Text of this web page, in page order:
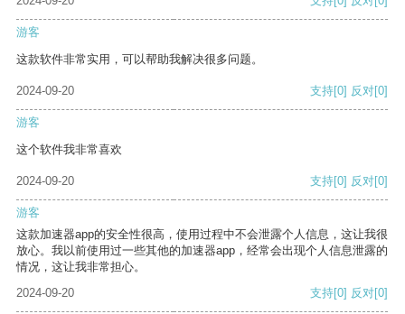
游客
这款软件非常实用，可以帮助我解决很多问题。
2024-09-20 支持[0] 反对[0]
游客
这个软件我非常喜欢
2024-09-20 支持[0] 反对[0]
游客
这款加速器app的安全性很高，使用过程中不会泄露个人信息，这让我很
放心。我以前使用过一些其他的加速器app，经常会出现个人信息泄露的
情况，这让我非常担心。
2024-09-20
支持[0] 反对[0]